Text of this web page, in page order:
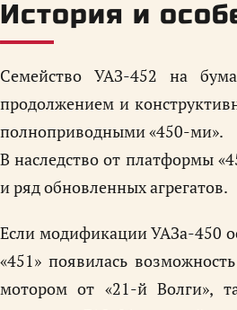
История и
Семейство УАЗ-452 на
продолжением и
полноприводными «450-ми».
В наследство от платформы
и ряд обновленных агрегатов.
Если модификации УАЗа-450
«451» появилась
мотором от «21-й Волги»,